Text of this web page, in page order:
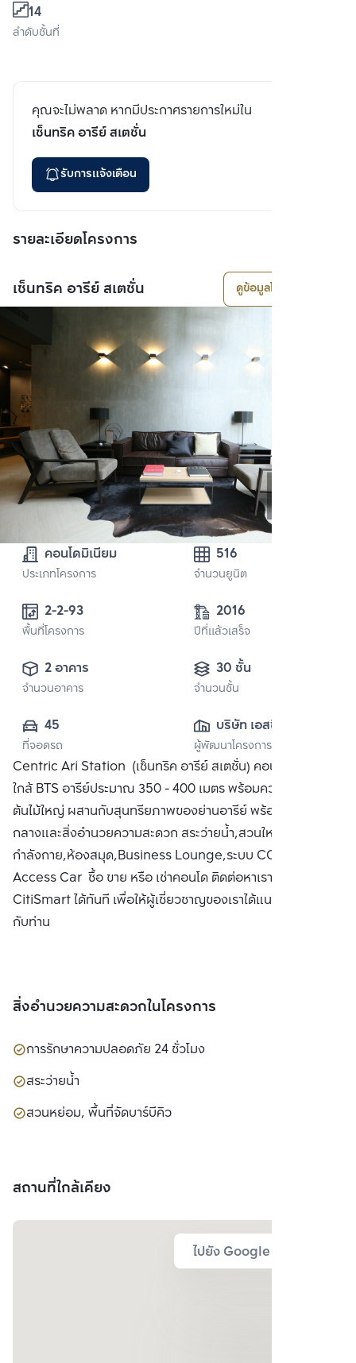
14
ลำดับชั้นที่
คุณจะไม่พลาด หากมีประกาศรายการใหม่ใน
เซ็นทริค อารีย์ สเตชั่น
รับการแจ้งเตือน
รายละเอียดโครงการ
เซ็นทริค อารีย์ สเตชั่น ดูข้อมูลโครงการ
คอนโดมิเนียม
ประเภทโครงการ
516
จำนวนยูนิต
2-2-93
พื้นที่โครงการ
2016
ปีที่แล้วเสร็จ
2 อาคาร
จำนวนอาคาร
30 ชั้น
จำนวนชั้น
45
ที่จอดรถ
บริษัท เอสซี แอส
เสท คอร์ปอเรชั่น
จำกัด (มหาชน)
ผู้พัฒนาโครงการ
Centric Ari Station (เซ็นทริค อารีย์ สเตชั่น) คอนโดเรียบหรู
ใกล้ BTS อารีย์ประมาณ 350 - 400 เมตร พร้อมความร่มรื่นของ
ต้นไม้ใหญ่ ผสานกับสุนทรียภาพของย่านอารีย์ พร้อมพื่นทีส่วน
กลางและสิ่งอำนวยความสะดวก สระว่ายน้ำ,สวนใหญ่,ห้องออก
กำลังกาย,ห้องสมุด,Business Lounge,ระบบ CCTV /
Access Car ซื้อ ขาย หรือ เช่าคอนโด ติดต่อหาเรา Bangkok
CitiSmart ได้ทันที เพื่อให้ผู้เชี่ยวชาญของเราได้แนะนำคอนโดให้
กับท่าน
สิ่งอำนวยความสะดวกในโครงการ
การรักษาความปลอดภัย 24 ชั่วโมง
สระว่ายน้ำ
สวนหย่อม, พื้นที่จัดบาร์บีคิว
สถานที่ใกล้เคียง
ไปยัง Google Map